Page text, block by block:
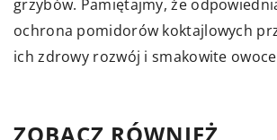
grzybów. Pamiętajmy, że
ochrona pomidorów koktajlowych
ich zdrowy rozwój i smakowite